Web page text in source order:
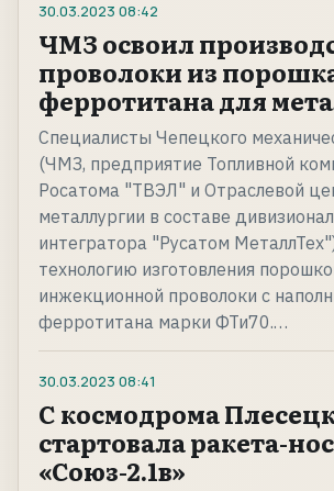
30.03.2023 08:42
ЧМЗ освоил
проволоки из
ферротитана для
Специалисты Чепецкого
(ЧМЗ, предприятие Топливной
Росатома "ТВЭЛ" и Отраслевой
металлургии в составе
интегратора "Русатом
технологию изготовления
инжекционной проволоки с
ферротитана марки ФТи70.…
30.03.2023 08:41
С космодрома
стартовала ракета-
«Союз-2.1в»